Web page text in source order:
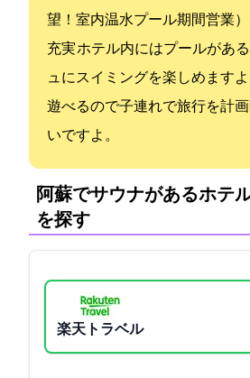
望！室内温水プール(期間営業
充実 ホテル内にはプールがあ
ュにスイミングを楽しめます
遊べるので子連れで旅行を計
いですよ。
阿蘇でサウナがあるホテ
を探す
楽天トラベル